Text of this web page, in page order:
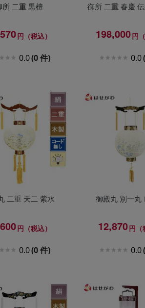
所 二重 黒檀
円（税込）
0.0(0 件)
御所 二重 春慶
198,000円
0.0
二重 天二 紫水
円（税込）
0.0(0 件)
御殿丸 別一丸
12,870円（
0.0